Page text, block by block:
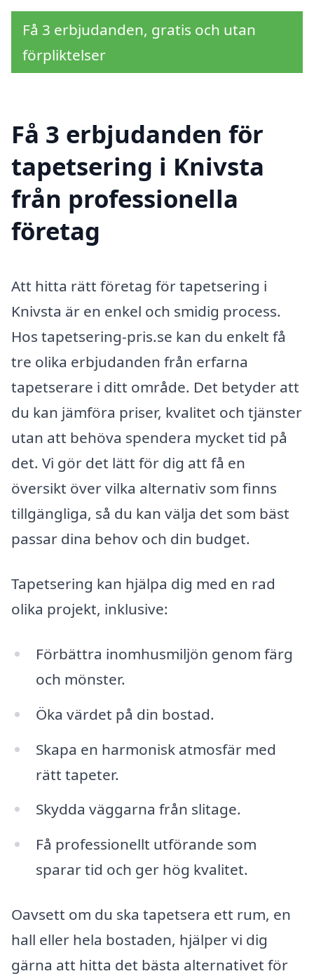
Få 3 erbjudanden, gratis och utan
förpliktelser
Få 3 erbjudanden för
tapetsering i Knivsta
från professionella
företag
Att hitta rätt företag för tapetsering i
Knivsta är en enkel och smidig process.
Hos tapetsering-pris.se kan du enkelt få
tre olika erbjudanden från erfarna
tapetserare i ditt område. Det betyder att
du kan jämföra priser, kvalitet och tjänster
utan att behöva spendera mycket tid på
det. Vi gör det lätt för dig att få en
översikt över vilka alternativ som finns
tillgängliga, så du kan välja det som bäst
passar dina behov och din budget.
Tapetsering kan hjälpa dig med en rad
olika projekt, inklusive:
Förbättra inomhusmiljön genom färg
och mönster.
Öka värdet på din bostad.
Skapa en harmonisk atmosfär med
rätt tapeter.
Skydda väggarna från slitage.
Få professionellt utförande som
sparar tid och ger hög kvalitet.
Oavsett om du ska tapetsera ett rum, en
hall eller hela bostaden, hjälper vi dig
gärna att hitta det bästa alternativet för